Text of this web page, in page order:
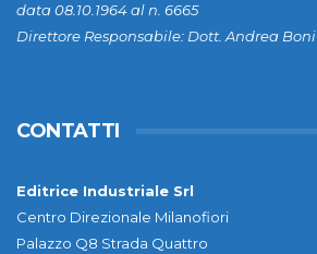
data 08.10.1964 al n. 6665
Direttore Responsabile: Dott. Andrea Boni
CONTATTI
Editrice Industriale Srl
Centro Direzionale Milanofiori
Palazzo Q8 Strada Quattro